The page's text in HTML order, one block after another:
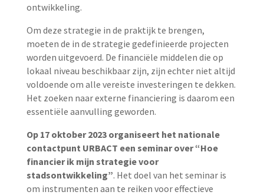
ontwikkeling.
Om deze strategie in de praktijk te brengen,
moeten de in de strategie gedefinieerde projecten
worden uitgevoerd. De financiële middelen die op
lokaal niveau beschikbaar zijn, zijn echter niet altijd
voldoende om alle vereiste investeringen te dekken.
Het zoeken naar externe financiering is daarom een
essentiële aanvulling geworden.
Op 17 oktober 2023 organiseert het nationale
contactpunt URBACT een seminar over “Hoe
financier ik mijn strategie voor
stadsontwikkeling”. Het doel van het seminar is
om instrumenten aan te reiken voor effectieve